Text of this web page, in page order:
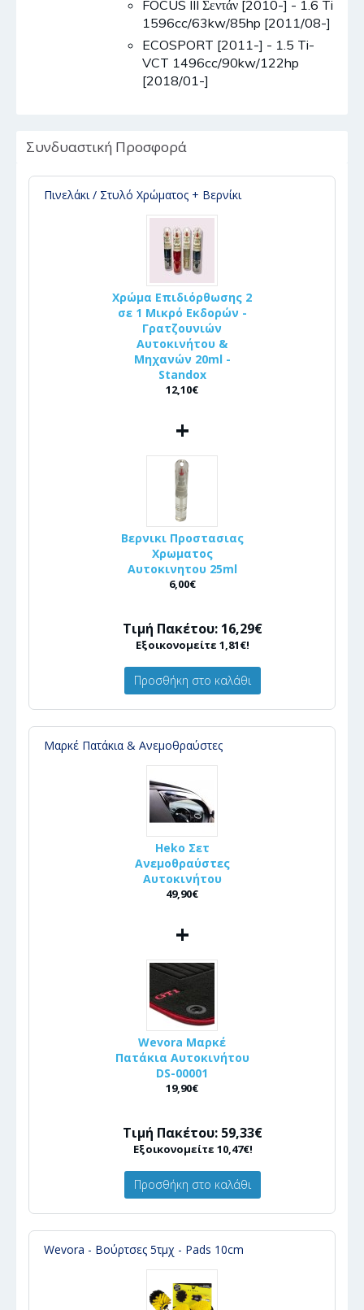
FOCUS III Σεντάν [2010-] - 1.6 Ti
1596cc/63kw/85hp [2011/08-]
ECOSPORT [2011-] - 1.5 Ti-
VCT 1496cc/90kw/122hp
[2018/01-]
Συνδυαστική Προσφορά
Πινελάκι / Στυλό Χρώματος + Βερνίκι
Χρώμα Επιδιόρθωσης 2
σε 1 Μικρό Εκδορών -
Γρατζουνιών
Αυτοκινήτου &
Μηχανών 20ml -
Standox
12,10€
+
Βερνικι Προστασιας
Χρωματος
Αυτοκινητου 25ml
6,00€
Τιμή Πακέτου: 16,29€
Εξοικονομείτε 1,81€!
Προσθήκη στο καλάθι
Μαρκέ Πατάκια & Ανεμοθραύστες
Heko Σετ
Ανεμοθραύστες
Αυτοκινήτου
49,90€
+
Wevora Μαρκέ
Πατάκια Αυτοκινήτου
DS-00001
19,90€
Τιμή Πακέτου: 59,33€
Εξοικονομείτε 10,47€!
Προσθήκη στο καλάθι
Wevora - Βούρτσες 5τμχ - Pads 10cm